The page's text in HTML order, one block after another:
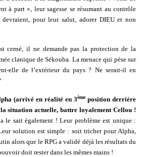
à part », leur sagesse se résumant au contrôle
pour leur salut, adorer DIEU et non
cerné, il ne demande pas la protection de la
clanique de Sékouba. La menace qui pèse sur
elle de l’extérieur du pays ? Ne serait-il en
(arrivé en réalité en 3èmeposition derrière
situation actuelle, battre loyalement Cellou !
le sait également ! Leur problème est unique :
solution est simple : soit tricher pour Alpha,
alors que le RPG a validé déjà les résultats du
doit rester dans les mêmes mains !